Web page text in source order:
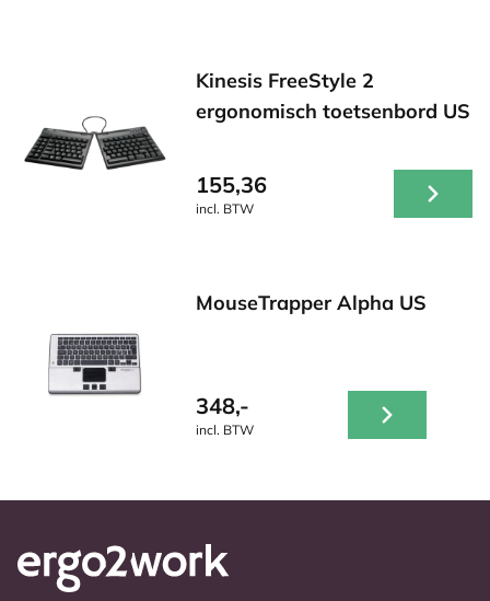
Kinesis FreeStyle 2
ergonomisch toetsenbord US
155,36
incl. BTW
MouseTrapper Alpha US
348,-
incl. BTW